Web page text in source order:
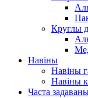
Круглы
Навіны
Навіны
Навіны
Часта